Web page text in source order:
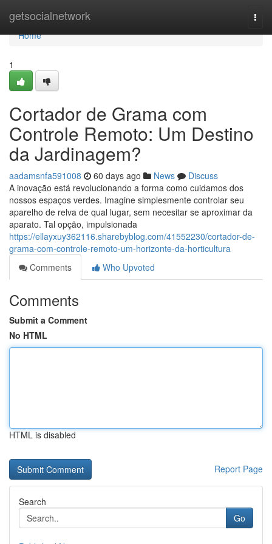
getsocialnetwork
Home
Home
1
Cortador de Grama com
Controle Remoto: Um Destino
da Jardinagem?
aadamsnfa591008 60 days ago News
Discuss
A inovação está revolucionando a forma como cuidamos dos
nossos espaços verdes. Imagine simplesmente controlar seu
aparelho de relva de qual lugar, sem necesitar se aproximar da
aparato. Tal opção, impulsionada
https://ellayxuy362116.sharebyblog.com/41552230/cortador-de-
grama-com-controle-remoto-um-horizonte-da-horticultura
Comments
Who Upvoted
Comments
Submit a Comment
No HTML
HTML is disabled
Report Page
Search
Go